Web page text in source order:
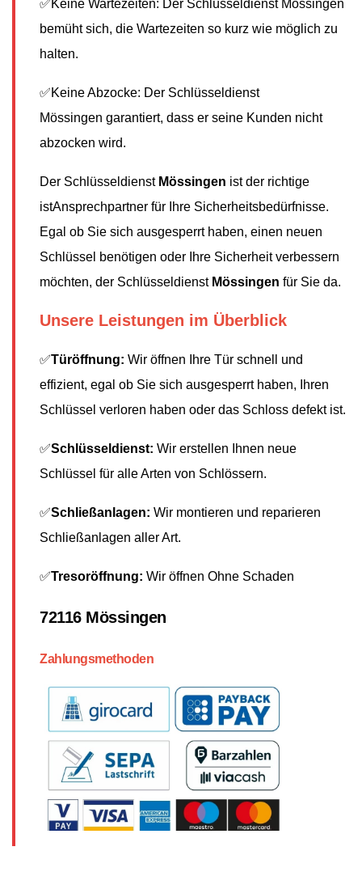
✅Keine Wartezeiten: Der Schlüsseldienst Mössingen
bemüht sich, die Wartezeiten so kurz wie möglich zu
halten.
✅Keine Abzocke: Der Schlüsseldienst
Mössingen garantiert, dass er seine Kunden nicht
abzocken wird.
Der Schlüsseldienst Mössingen ist der richtige
istAnsprechpartner für Ihre Sicherheitsbedürfnisse.
Egal ob Sie sich ausgesperrt haben, einen neuen
Schlüssel benötigen oder Ihre Sicherheit verbessern
möchten, der Schlüsseldienst Mössingen für Sie da.
Unsere Leistungen im Überblick
✅Türöffnung: Wir öffnen Ihre Tür schnell und
effizient, egal ob Sie sich ausgesperrt haben, Ihren
Schlüssel verloren haben oder das Schloss defekt ist.
✅Schlüsseldienst: Wir erstellen Ihnen neue
Schlüssel für alle Arten von Schlössern.
✅Schließanlagen: Wir montieren und reparieren
Schließanlagen aller Art.
✅Tresoröffnung: Wir öffnen Ohne Schaden
72116 Mössingen
Zahlungsmethoden